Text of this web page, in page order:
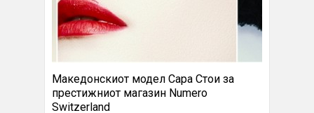
Македонскиот модел Сара Стои за
престижниот магазин Numero
Switzerland